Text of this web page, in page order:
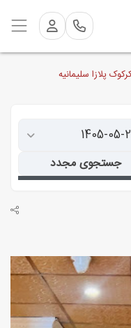
پلازا سلیمانیه
جستجوی مجدد